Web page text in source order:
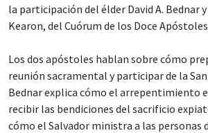
la participación del élder David A. Bednar
Kearon, del Cuórum de los Doce
Los dos apóstoles hablan sobre cómo
reunión sacramental y participar de la
Bednar explica cómo el arrepentimiento
recibir las bendiciones del sacrificio
cómo el Salvador ministra a las personas